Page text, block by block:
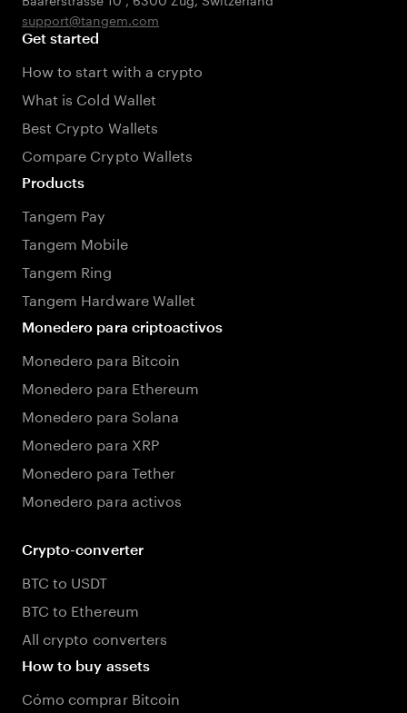
support@tangem.com
Get started
How to start with a crypto
What is Cold Wallet
Best Crypto Wallets
Compare Crypto Wallets
Products
Tangem Pay
Tangem Mobile
Tangem Ring
Tangem Hardware Wallet
Monedero para criptoactivos
Monedero para Bitcoin
Monedero para Ethereum
Monedero para Solana
Monedero para XRP
Monedero para Tether
Monedero para activos
Crypto-converter
BTC to USDT
BTC to Ethereum
All crypto converters
How to buy assets
Cómo comprar Bitcoin